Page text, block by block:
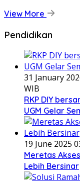
View More
Pendidikan
31 January
WIB
RKP DIY
UGM Gelar
19 June 2025
Meretas
Lebih Bersinar